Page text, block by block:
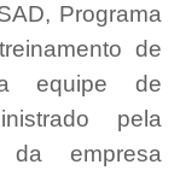
Programa
de
equipe de
pela
da empresa